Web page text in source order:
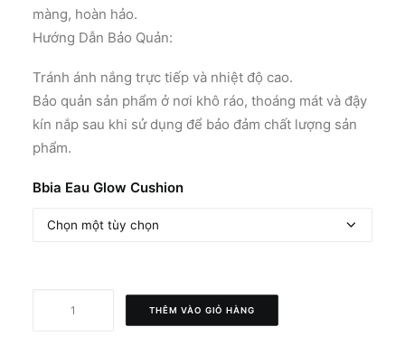
màng, hoàn hảo.
Hướng Dẫn Bảo Quản:
Tránh ánh nắng trực tiếp và nhiệt độ cao.
Bảo quản sản phẩm ở nơi khô ráo, thoáng mát và đậy
kín nắp sau khi sử dụng để bảo đảm chất lượng sản
phẩm.
Bbia Eau Glow Cushion
THÊM VÀO GIỎ HÀNG